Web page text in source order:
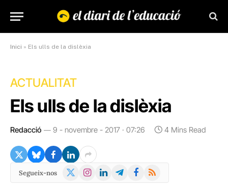
Inici » Els ulls de la dislèxia
ACTUALITAT
Els ulls de la dislèxia
Redacció 9 - novembre - 2017 · 07:26 4 Mins Read
Segueix-nos
X
Instagram
LinkedInTelegramFacebook
RSS